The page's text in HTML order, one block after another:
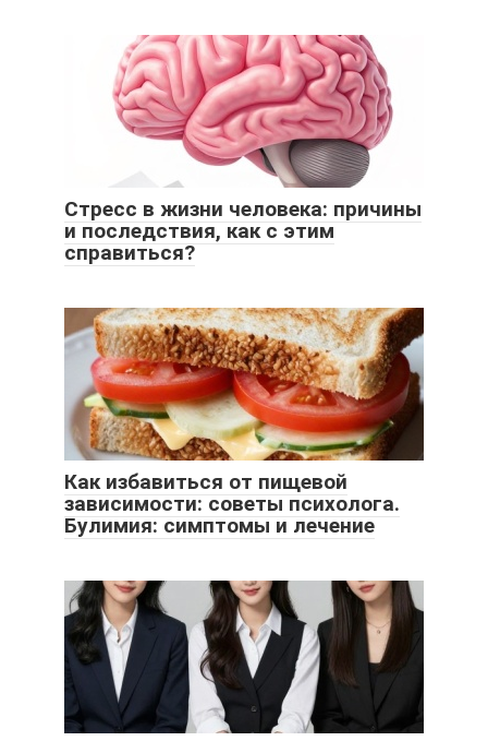
Стресс в жизни человека: причины
и последствия, как с этим
справиться?
Как избавиться от пищевой
зависимости: советы психолога.
Булимия: симптомы и лечение